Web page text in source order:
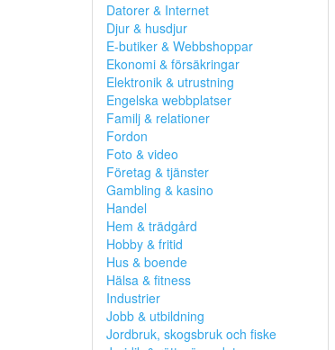
Datorer & Internet
Djur & husdjur
E-butiker & Webbshoppar
Ekonomi & försäkringar
Elektronik & utrustning
Engelska webbplatser
Familj & relationer
Fordon
Foto & video
Företag & tjänster
Gambling & kasino
Handel
Hem & trädgård
Hobby & fritid
Hus & boende
Hälsa & fitness
Industrier
Jobb & utbildning
Jordbruk, skogsbruk och fiske